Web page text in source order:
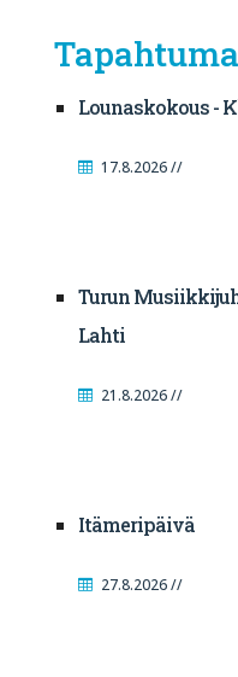
Lounaskokous -
17.8.2026 //
Turun
Lahti
21.8.2026 //
Itämeripäivä
27.8.2026 //